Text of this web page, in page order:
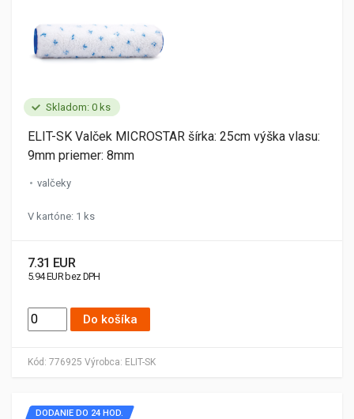
Skladom: 0 ks
Kód: 776925 Výrobca: ELIT-SK
ELIT-SK Valček MICROSTAR šírka: 25cm výška vlasu:
9mm priemer: 8mm
valčeky
V kartóne: 1 ks
7.31 EUR
5.94 EUR bez DPH
Do košíka
DODANIE DO 24 HOD.